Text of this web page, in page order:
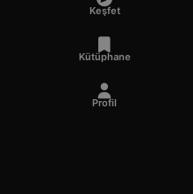
Keşfet
Kütüphane
Profil